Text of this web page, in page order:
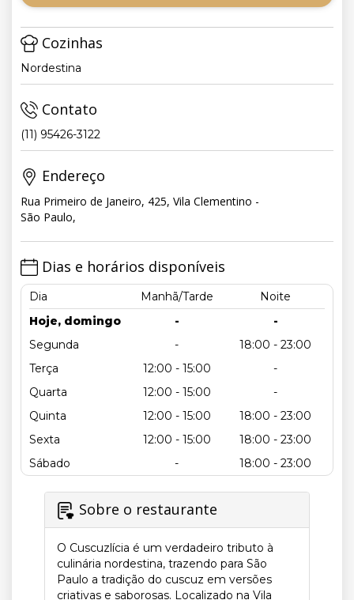
Cozinhas
Nordestina
Contato
(11) 95426-3122
Endereço
Rua Primeiro de Janeiro, 425, Vila Clementino -
São Paulo,
Dias e horários disponíveis
Dia Manhã/Tarde
Noite
Hoje, domingo
-
-
Segunda
-
18:00 - 23:00
Terça
12:00 - 15:00
-
Quarta
12:00 - 15:00
-
Quinta
12:00 - 15:00
18:00 - 23:00
Sexta
12:00 - 15:00
18:00 - 23:00
Sábado
- 18:00 - 23:00
Sobre o restaurante
O Cuscuzlícia é um verdadeiro tributo à
culinária nordestina, trazendo para São
Paulo a tradição do cuscuz em versões
criativas e saborosas. Localizado na Vila